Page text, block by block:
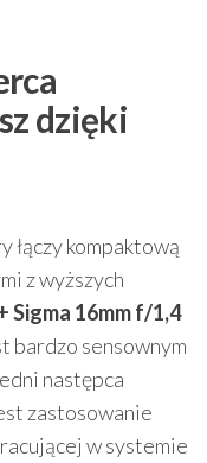
dzięki
łączy kompaktową
z wyższych
Sigma 16mm f/1,4
bardzo sensownym
następca
zastosowanie
w systemie